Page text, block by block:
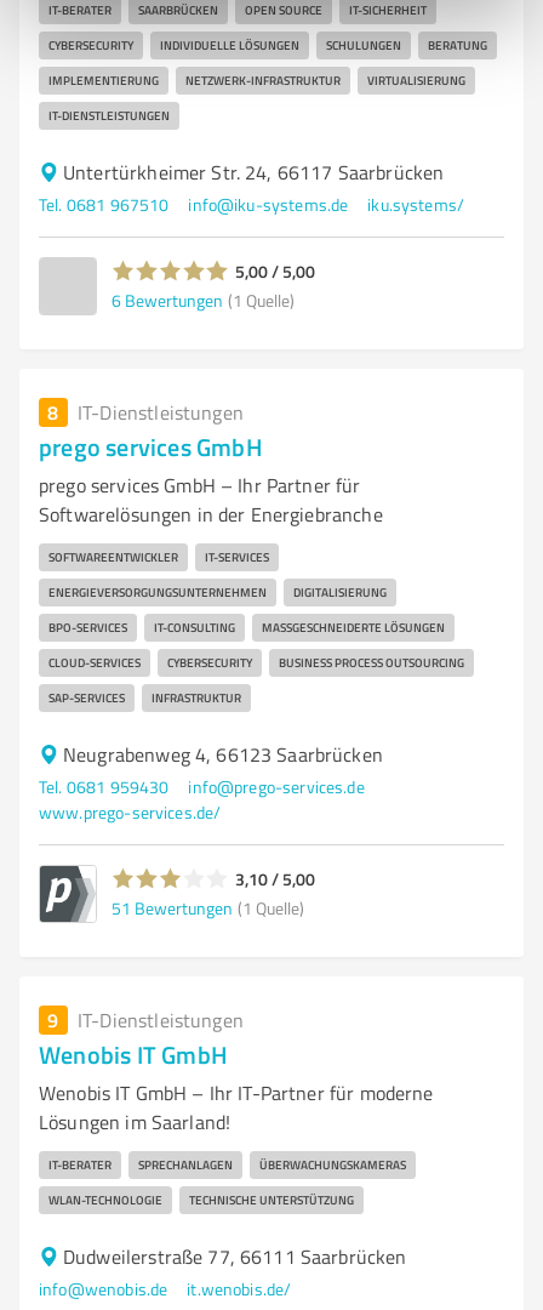
IT-BERATER SAARBRÜCKEN OPEN SOURCE IT-SICHERHEIT
CYBERSECURITY INDIVIDUELLE LÖSUNGEN SCHULUNGEN BERATUNG
IMPLEMENTIERUNG NETZWERK-INFRASTRUKTUR VIRTUALISIERUNG
IT-DIENSTLEISTUNGEN
Untertürkheimer Str. 24, 66117 Saarbrücken
Tel. 0681 967510 info@iku-systems.de iku.systems/
5,00 / 5,00
6 Bewertungen (1 Quelle)
8 IT-Dienstleistungen
prego services GmbH
prego services GmbH – Ihr Partner für
Softwarelösungen in der Energiebranche
SOFTWAREENTWICKLER IT-SERVICES
ENERGIEVERSORGUNGSUNTERNEHMEN DIGITALISIERUNG
BPO-SERVICES IT-CONSULTING MASSGESCHNEIDERTE LÖSUNGEN
CLOUD-SERVICES CYBERSECURITY BUSINESS PROCESS OUTSOURCING
SAP-SERVICES INFRASTRUKTUR
Neugrabenweg 4, 66123 Saarbrücken
Tel. 0681 959430
info@prego-services.de
www.prego-services.de/
3,10 / 5,00
51 Bewertungen (1 Quelle)
9 IT-Dienstleistungen
Wenobis IT GmbH
Wenobis IT GmbH – Ihr IT-Partner für moderne
Lösungen im Saarland!
IT-BERATER SPRECHANLAGEN ÜBERWACHUNGSKAMERAS
WLAN-TECHNOLOGIE TECHNISCHE UNTERSTÜTZUNG
Dudweilerstraße 77, 66111 Saarbrücken
info@wenobis.de it.wenobis.de/